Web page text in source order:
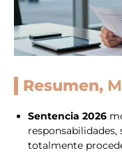
Resumen,
Sentencia 2026
totalmente